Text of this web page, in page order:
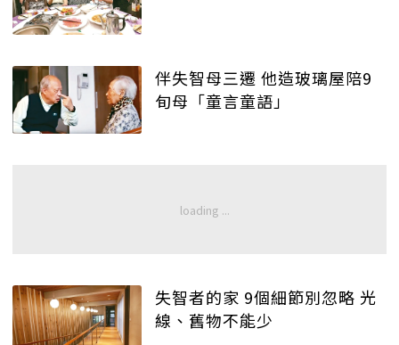
伴失智母三遷 他造玻璃屋陪9
旬母「童言童語」
失智者的家 9個細節別忽略 光
線、舊物不能少